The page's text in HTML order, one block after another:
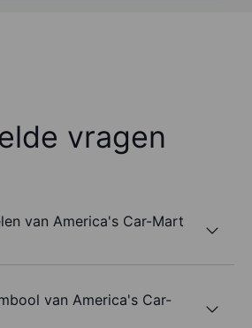
vragen
van America's Car-Mart
van America's Car-